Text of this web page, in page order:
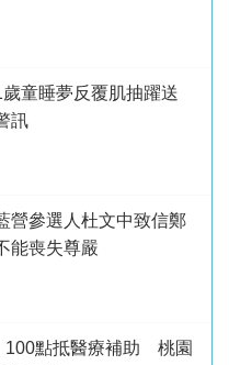
童睡夢反覆肌抽躍送
訊
參選人杜文中致信鄭
能喪失尊嚴
100點抵醫療補助 桃園